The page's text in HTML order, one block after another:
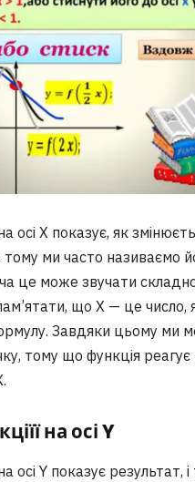
осі X показує, як
тому ми часто називаємо
це може звучати
що X — це число,
Завдяки цьому ми
тому що функція
на осі Y
осі Y показує результат,